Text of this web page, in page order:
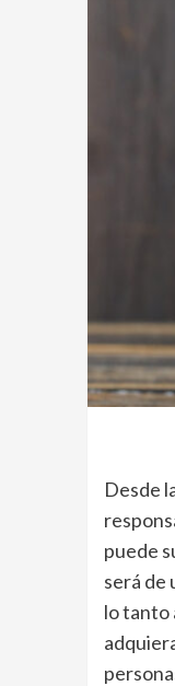
Desde
puede
será de
lo tanto